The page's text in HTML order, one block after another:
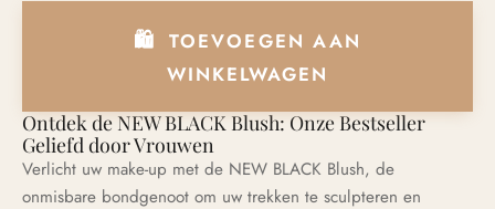
TOEVOEGEN AAN
WINKELWAGEN
Ontdek de NEW BLACK Blush: Onze Bestseller
Geliefd door Vrouwen
Verlicht uw make-up met de NEW BLACK Blush, de
onmisbare bondgenoot om uw trekken te sculpteren en